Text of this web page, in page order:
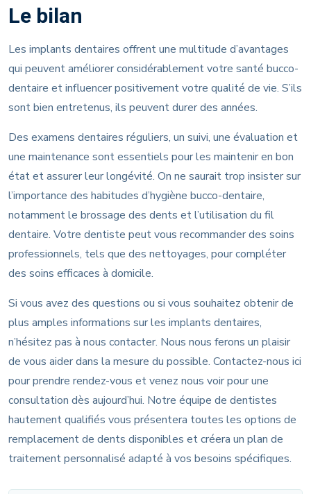
Le bilan
Les implants dentaires offrent une multitude d’avantages
qui peuvent améliorer considérablement votre santé bucco-
dentaire et influencer positivement votre qualité de vie. S’ils
sont bien entretenus, ils peuvent durer des années.
Des examens dentaires réguliers, un suivi, une évaluation et
une maintenance sont essentiels pour les maintenir en bon
état et assurer leur longévité. On ne saurait trop insister sur
l’importance des habitudes d’hygiène bucco-dentaire,
notamment le brossage des dents et l’utilisation du fil
dentaire. Votre dentiste peut vous recommander des soins
professionnels, tels que des nettoyages, pour compléter
des soins efficaces à domicile.
Si vous avez des questions ou si vous souhaitez obtenir de
plus amples informations sur les implants dentaires,
n’hésitez pas à nous contacter. Nous nous ferons un plaisir
de vous aider dans la mesure du possible. Contactez-nous ici
pour prendre rendez-vous et venez nous voir pour une
consultation dès aujourd’hui. Notre équipe de dentistes
hautement qualifiés vous présentera toutes les options de
remplacement de dents disponibles et créera un plan de
traitement personnalisé adapté à vos besoins spécifiques.